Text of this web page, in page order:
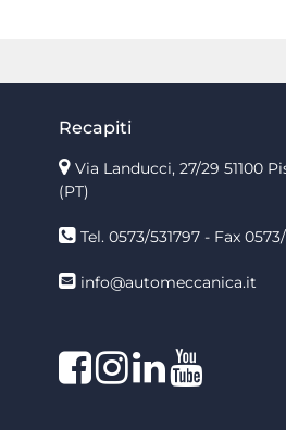
Recapiti
Via Landucci, 27/29 51100
(PT)
Tel. 0573/531797 - Fax 0573/
info@automeccanica.it
FacebookInstagram
linkedin